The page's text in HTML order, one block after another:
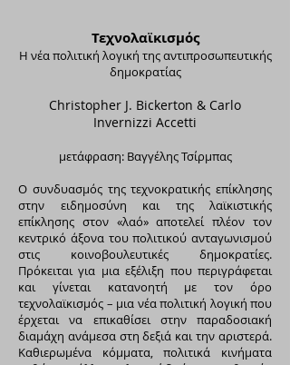
Τεχνολαϊκισμός
Η νέα πολιτική λογική της αντιπροσωπευτικής
δημοκρατίας
Christopher J. Bickerton & Carlo
Invernizzi Accetti
μετάφραση: Βαγγέλης Τσίρμπας
O συνδυασμός της τεχνοκρατικής επίκλησης
στην ειδημοσύνη και της λαϊκιστικής
επίκλησης στον «λαό» αποτελεί πλέον τον
κεντρικό άξονα του πολιτικού ανταγωνισμού
στις κοινοβουλευτικές δημοκρατίες.
Πρόκειται για μια εξέλιξη που περιγράφεται
και γίνεται κατανοητή με τον όρο
τεχνολαϊκισμός – μια νέα πολιτική λογική που
έρχεται να επικαθίσει στην παραδοσιακή
διαμάχη ανάμεσα στη δεξιά και την αριστερά.
Καθιερωμένα κόμματα, πολιτικά κινήματα